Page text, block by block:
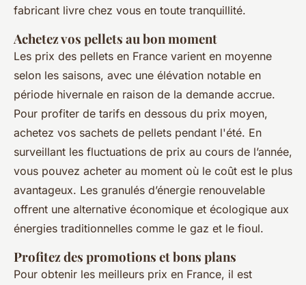
fabricant livre chez vous en toute tranquillité.
Achetez vos pellets au bon moment
Les prix des pellets en France varient en moyenne
selon les saisons, avec une élévation notable en
période hivernale en raison de la demande accrue.
Pour profiter de tarifs en dessous du prix moyen,
achetez vos sachets de pellets pendant l'été. En
surveillant les fluctuations de prix au cours de l’année,
vous pouvez acheter au moment où le coût est le plus
avantageux. Les granulés d’énergie renouvelable
offrent une alternative économique et écologique aux
énergies traditionnelles comme le gaz et le fioul.
Profitez des promotions et bons plans
Pour obtenir les meilleurs prix en France, il est